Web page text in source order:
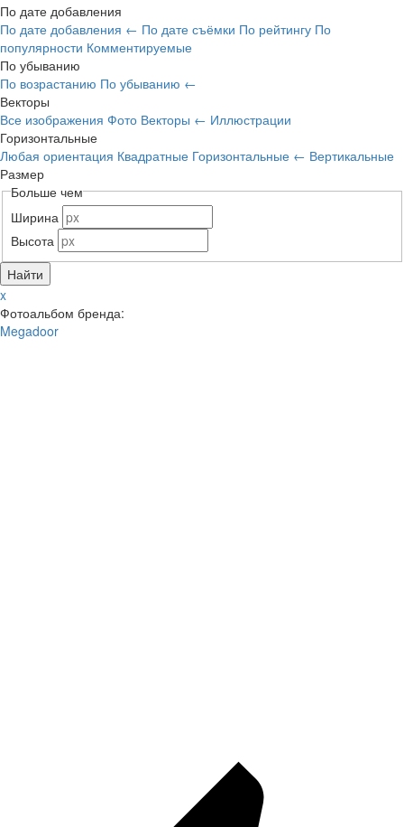
По дате добавления
По дате добавления ← По дате съёмки По рейтингу По
популярности Комментируемые
По убыванию
По возрастанию По убыванию ←
Векторы
Все изображения Фото Векторы ← Иллюстрации
Горизонтальные
Любая ориентация Квадратные Горизонтальные ← Вертикальные
Размер
Больше чем
Ширина
Высота
x
Фотоальбом бренда:
Megadoor